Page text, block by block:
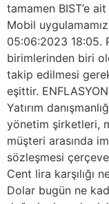
tamamen BIST’e
Mobil
05:06:2023 18:05.
birimlerinden biri
takip edilmesi
eşittir.
Yatırım
yönetim şirketleri,
müşteri arasında
sözleşmesi
Cent lira karşılığı
Dolar bugün ne